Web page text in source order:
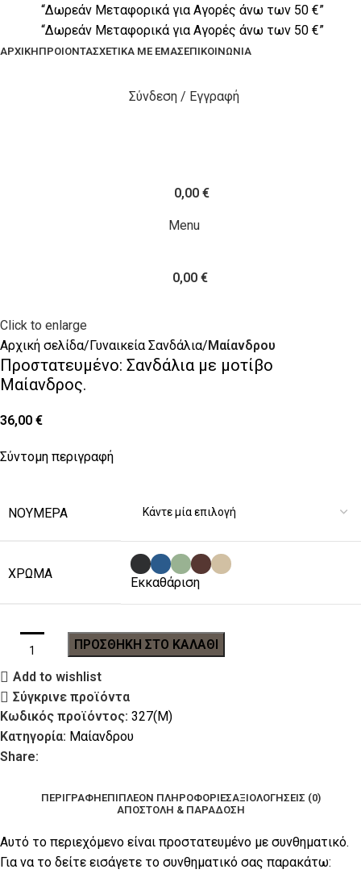
“Δωρεάν Μεταφορικά για Αγορές άνω των 50 €”
“Δωρεάν Μεταφορικά για Αγορές άνω των 50 €”
ΑΡΧΙΚΉΠΡΟΙΟΝΤΑΣΧΕΤΙΚΆ ΜΕ ΕΜΆΣΕΠΙΚΟΙΝΩΝΊΑ
Σύνδεση / Εγγραφή
0,00 €
Menu
0,00 €
Click to enlarge
Αρχική σελίδα Γυναικεία Σανδάλια Μαίανδρου
Πρoστατευμένο: Σανδάλια με μοτίβο
Μαίανδρος.
36,00 €
Σύντομη περιγραφή
ΝΟΎΜΕΡΑ
ΧΡΏΜΑ
Εκκαθάριση
ΠΡΟΣΘΉΚΗ ΣΤΟ ΚΑΛΆΘΙ
Add to wishlist
Σύγκρινε προϊόντα
Κωδικός προϊόντος: 327(Μ)
Κατηγορία: Μαίανδρου
Share:
ΠΕΡΙΓΡΑΦΉΕΠΙΠΛΈΟΝ ΠΛΗΡΟΦΟΡΊΕΣΑΞΙΟΛΟΓΉΣΕΙΣ (0)
ΑΠΟΣΤΟΛΉ & ΠΑΡΆΔΟΣΗ
Αυτό το περιεχόμενο είναι προστατευμένο με συνθηματικό.
Για να το δείτε εισάγετε το συνθηματικό σας παρακάτω: